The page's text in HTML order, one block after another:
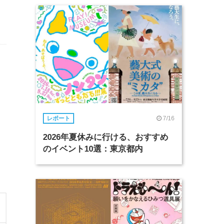
レポート 7/16
2026年夏休みに行ける、おすすめ
のイベント10選：東京都内